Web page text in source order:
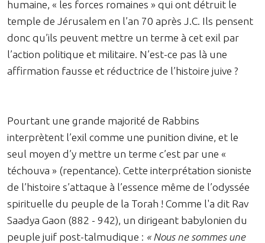
humaine, « les forces romaines » qui ont détruit le
temple de Jérusalem en l’an 70 après J.C. Ils pensent
donc qu’ils peuvent mettre un terme à cet exil par
l’action politique et militaire. N’est-ce pas là une
affirmation fausse et réductrice de l’histoire juive ?
Pourtant une grande majorité de Rabbins
interprètent l’exil comme une punition divine, et le
seul moyen d’y mettre un terme c’est par une «
téchouva » (repentance). Cette interprétation sioniste
de l’histoire s’attaque à l’essence même de l’odyssée
spirituelle du peuple de la Torah ! Comme l'a dit Rav
Saadya Gaon (882 - 942), un dirigeant babylonien du
peuple juif post-talmudique : « Nous ne sommes une